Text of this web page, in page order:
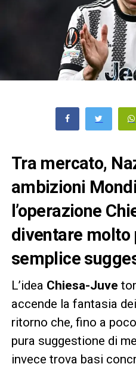
Tra mercato,
ambizioni
l’operazione
diventare molto
semplice
L’idea Chiesa-Juve
accende la fantasia
ritorno che, fino a
pura suggestione di
invece trova basi